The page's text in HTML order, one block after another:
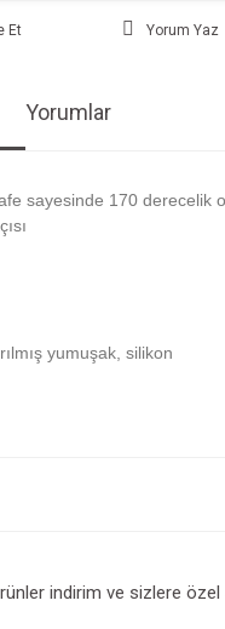
Et Yorum Yaz
Yorumlar
sayesinde 170 derecelik
yumuşak, silikon
indirim ve sizlere